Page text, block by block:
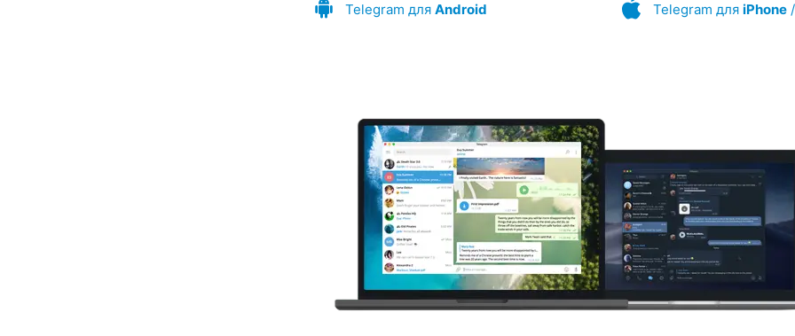
Telegram для Android Telegram для iPhone